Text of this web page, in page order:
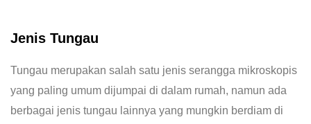
Jenis Tungau
Tungau merupakan salah satu jenis serangga mikroskopis
yang paling umum dijumpai di dalam rumah, namun ada
berbagai jenis tungau lainnya yang mungkin berdiam di